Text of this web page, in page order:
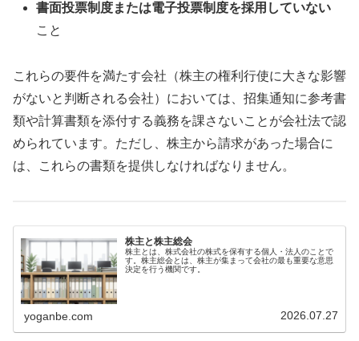
書面投票制度または電子投票制度を採用していない
こと
これらの要件を満たす会社（株主の権利行使に大きな影響
がないと判断される会社）においては、招集通知に参考書
類や計算書類を添付する義務を課さないことが会社法で認
められています。ただし、株主から請求があった場合に
は、これらの書類を提供しなければなりません。
株主と株主総会
株主とは、株式会社の株式を保有する個人・法人のことで
す。株主総会とは、株主が集まって会社の最も重要な意思
決定を行う機関です。
yoganbe.com 2026.07.27